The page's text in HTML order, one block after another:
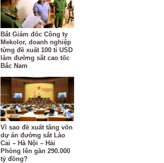
Bắt Giám đốc Công ty
Mekolor, doanh nghiệp
từng đề xuất 100 tỉ USD
làm đường sắt cao tốc
Bắc Nam
Vì sao đề xuất tăng vốn
dự án đường sắt Lào
Cai – Hà Nội – Hải
Phòng lên gần 290.000
tỷ đồng?